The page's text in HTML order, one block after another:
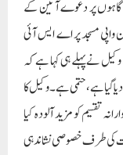
پر دعوے آئین کے
مسجد پر اے ایس آئی
نے پہلے ہی کہا ہے کہ
گیا ہے ، حتمی ہے۔ وکیل کا
تقسیم کو مزید آلودہ کیا
کی طرف خصوصی نشاندہی